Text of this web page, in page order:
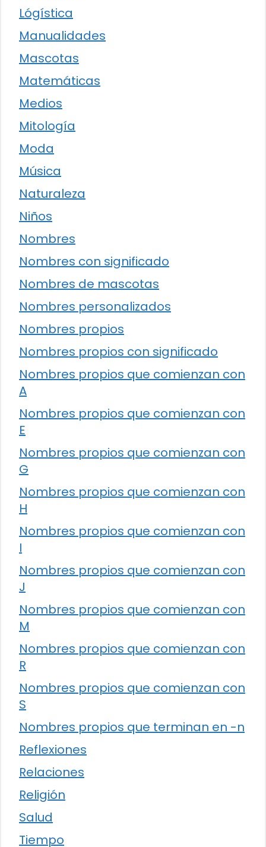
Lógística
Manualidades
Mascotas
Matemáticas
Medios
Mitología
Moda
Música
Naturaleza
Niños
Nombres
Nombres con significado
Nombres de mascotas
Nombres personalizados
Nombres propios
Nombres propios con significado
Nombres propios que comienzan con
A
Nombres propios que comienzan con
E
Nombres propios que comienzan con
G
Nombres propios que comienzan con
H
Nombres propios que comienzan con
I
Nombres propios que comienzan con
J
Nombres propios que comienzan con
M
Nombres propios que comienzan con
R
Nombres propios que comienzan con
S
Nombres propios que terminan en -n
Reflexiones
Relaciones
Religión
Salud
Tiempo